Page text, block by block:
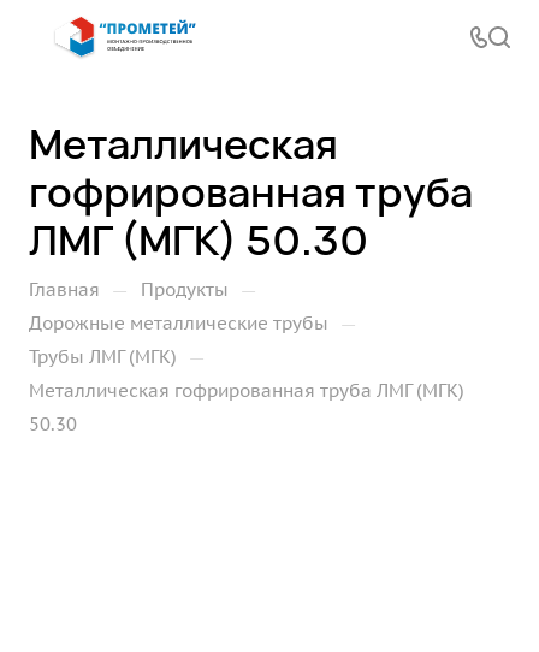
Металлическая
гофрированная труба
ЛМГ (МГК) 50.30
Главная — Продукты —
Дорожные металлические трубы —
Трубы ЛМГ (МГК) —
Металлическая гофрированная труба ЛМГ (МГК)
50.30